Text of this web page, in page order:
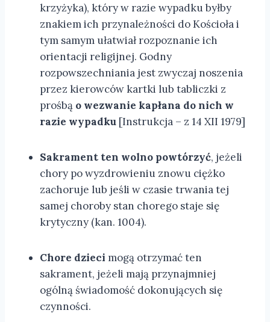
krzyżyka), który w razie wypadku byłby
znakiem ich przynależności do Kościoła i
tym samym ułatwiał rozpoznanie ich
orientacji religijnej. Godny
rozpowszechniania jest zwyczaj noszenia
przez kierowców kartki lub tabliczki z
prośbą o wezwanie kapłana do nich w
razie wypadku [Instrukcja – z 14 XII 1979]
Sakrament ten wolno powtórzyć, jeżeli
chory po wyzdrowieniu znowu ciężko
zachoruje lub jeśli w czasie trwania tej
samej choroby stan chorego staje się
krytyczny (kan. 1004).
Chore dzieci mogą otrzymać ten
sakrament, jeżeli mają przynajmniej
ogólną świadomość dokonujących się
czynności.